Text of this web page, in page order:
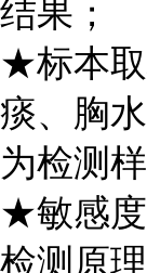
结果；
★标本取
痰、胸
为检测样
★敏感度
检测原理